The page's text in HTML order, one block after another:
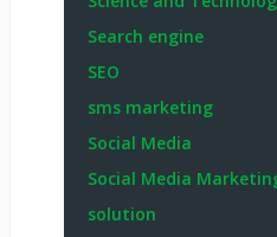
Science and Technology
Search engine
SEO
sms marketing
Social Media
Social Media Marketing